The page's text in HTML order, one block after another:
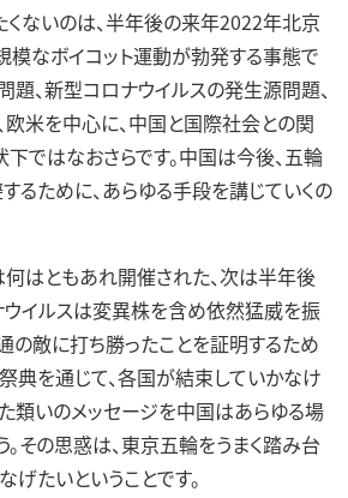
ないのは、半年後の来年2022年北京
なボイコット運動が勃発する事態で
題、新型コロナウイルスの発生源問題、
米を中心に、中国と国際社会との関
ではなおさらです。中国は今後、五輪
るために、あらゆる手段を講じていくの
はともあれ開催された、次は半年後
ウイルスは変異株を含め依然猛威を振
の敵に打ち勝ったことを証明するため
典を通じて、各国が結束していかなけ
類いのメッセージを中国はあらゆる場
。その思惑は、東京五輪をうまく踏み台
げたいということです。